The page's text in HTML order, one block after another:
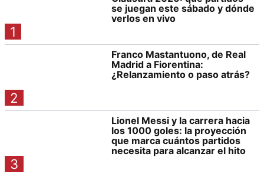
1
se juegan este sábado y dónde
verlos en vivo
2
Franco Mastantuono, de Real
Madrid a Fiorentina:
¿Relanzamiento o paso atrás?
3
Lionel Messi y la carrera hacia
los 1000 goles: la proyección
que marca cuántos partidos
necesita para alcanzar el hito